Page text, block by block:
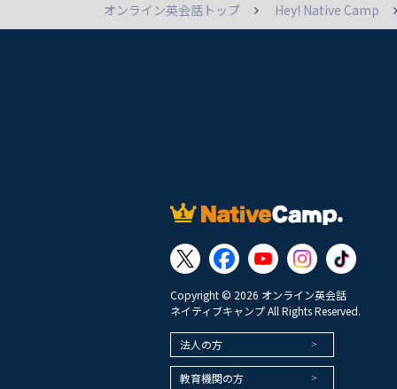
オンライン英会話トップ Hey! Native Camp
Copyright © 2026 オンライン英会話
ネイティブキャンプ All Rights Reserved.
法人の方
教育機関の方